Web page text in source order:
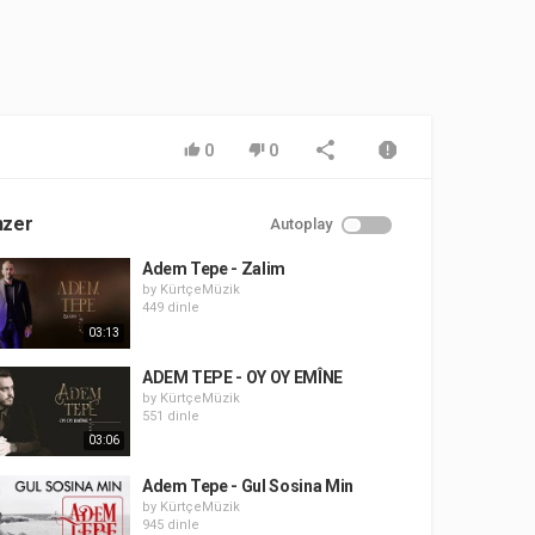
0 0
Autoplay
03:13
Adem Tepe - Zalim
by KürtçeMüzik
449 dinle
03:06
ADEM TEPE - OY OY EMÎNE
by KürtçeMüzik
551 dinle
Adem Tepe - Gul Sosina Min
by KürtçeMüzik
945 dinle